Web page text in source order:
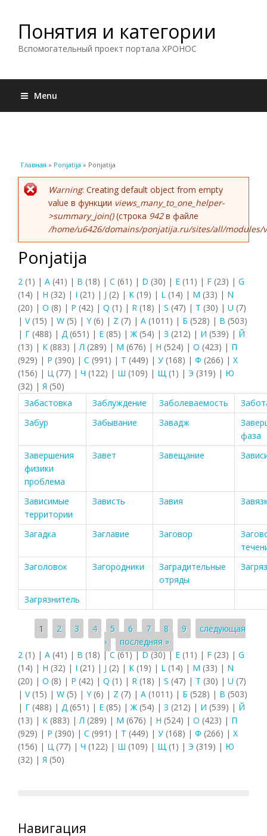
Понятия и категории
Вспомогательный проект портала ХРОНОС
Menu
Вы здесь
Главная » Ponjatija » Ponjatija
Сообщение об ошибке
Warning: Creating default object from empty
value в функции views_many_to_one_helper-
>summary_join()(строка 942в файле
/home/u6426/domains/ponjatija.ru/sites/all/modules/
Ponjatija
2 (1) | A (41) | B (18) | C (61) | D (30) | E (11) | F (23) | G
(14) | H (32) | I (21) | J (2) | K (19) | L (14) | M (33) | N
(20) | O (8) | P (42) | Q (1) | R (18) | S (47) | T (30) | U (7)
| V(15) | W (5) | Y(6) | Z (7) | А (1011) | Б (528) | В (503)
| Г (488) | Д (651) | Е (85) | Ж (54) | З (212) | И (539) | Й
(13) | К (883) | Л (289) | М (676) | Н (524) | О (423) | П
(929) | Р (390) | С (991) | Т (449) | У (168) | Ф (266) | Х
(156) | Ц (77) | Ч (122) | Ш (109) | Щ (1) | Э (319) | Ю
(32) | Я (50)
Забастовка
Заблуждение Заболеваемость
Забур
Забывание Завадж
фаза
Завершения
физики
проблема
Завет Завещание
Зависимые
территории
Зависть Завия
Загадка Заглавие Заговор
Заголовок
Загородники
Заградительные
отряды
Загрязнитель
Страницы
1 2 3 4 5 6 7 8 9
следующая
›
последняя »
2 (1) | A (41) | B (18) |C(61)|D(30)| E (11) | F (23) | G
(14) | H (32) | I (21) | J (2) | K (19) | L (14) | M (33) | N
(20) | O (8) | P (42) | Q (1) | R (18) | S (47) | T (30) | U (7)
| V(15) | W (5) | Y(6) | Z (7) | А (1011) | Б (528) | В (503)
| Г (488) | Д (651) | Е (85) | Ж (54) | З (212) | И (539) | Й
(13) | К (883) | Л (289) | М (676) | Н (524) | О (423) | П
(929) | Р (390) | С (991) | Т (449) | У (168) | Ф (266) | Х
(156) | Ц (77) | Ч (122) | Ш (109) | Щ (1) | Э (319) | Ю
(32) | Я (50)
Навигация